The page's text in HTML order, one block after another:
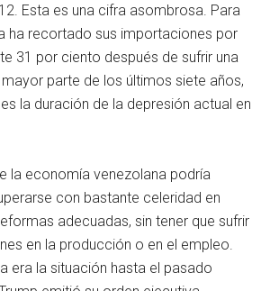
Esta es una cifra asombrosa. Para
ha recortado sus importaciones por
31 por ciento después de sufrir una
parte de los últimos siete años,
la duración de la depresión actual en
la economía venezolana podría
con bastante celeridad en
adecuadas, sin tener que sufrir
en la producción o en el empleo.
era la situación hasta el pasado